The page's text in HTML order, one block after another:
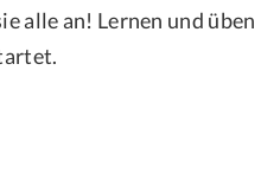
alle an! Lernen und üben